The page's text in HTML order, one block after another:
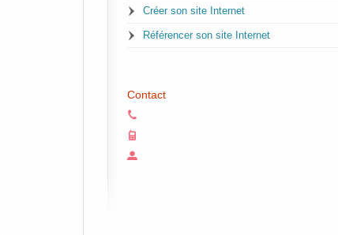
Créer son site Internet
Référencer son site Internet
Contact